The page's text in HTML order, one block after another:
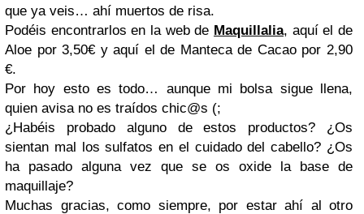
que ya veis… ahí muertos de risa.
Podéis encontrarlos en la web de Maquillalia, aquí el de
Aloe por 3,50€ y aquí el de Manteca de Cacao por 2,90
€.
Por hoy esto es todo… aunque mi bolsa sigue llena,
quien avisa no es traídos chic@s (;
¿Habéis probado alguno de estos productos? ¿Os
sientan mal los sulfatos en el cuidado del cabello? ¿Os
ha pasado alguna vez que se os oxide la base de
maquillaje?
Muchas gracias, como siempre, por estar ahí al otro